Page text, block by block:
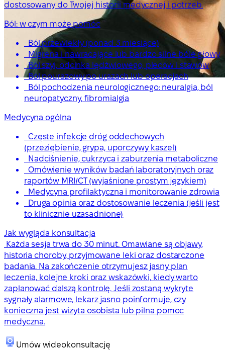
dostosowany do Twojej historii medycznej i potrzeb.
Ból: w czym może pomóc
Ból przewlekły (ponad 3 miesiące)
Migrena i nawracające lub bardzo silne bóle głowy
Ból szyi, odcinka lędźwiowego, pleców i stawów
Ból pourazowy po urazach lub operacjach
Ból pochodzenia neurologicznego: neuralgia, ból
neuropatyczny, fibromialgia
Medycyna ogólna
Częste infekcje dróg oddechowych
(przeziębienie, grypa, uporczywy kaszel)
Nadciśnienie, cukrzyca i zaburzenia metaboliczne
Omówienie wyników badań laboratoryjnych oraz
raportów MRI/CT (wyjaśnione prostym językiem)
Medycyna profilaktyczna i monitorowanie zdrowia
Druga opinia oraz dostosowanie leczenia (jeśli jest
to klinicznie uzasadnione)
Jak wygląda konsultacja
Każda sesja trwa do 30 minut. Omawiane są objawy,
historia choroby, przyjmowane leki oraz dostarczone
badania. Na zakończenie otrzymujesz jasny plan
leczenia, kolejne kroki oraz wskazówki, kiedy warto
zaplanować dalszą kontrolę. Jeśli zostaną wykryte
sygnały alarmowe, lekarz jasno poinformuje, czy
konieczna jest wizyta osobista lub pilna pomoc
medyczna.
Umów wideokonsultację